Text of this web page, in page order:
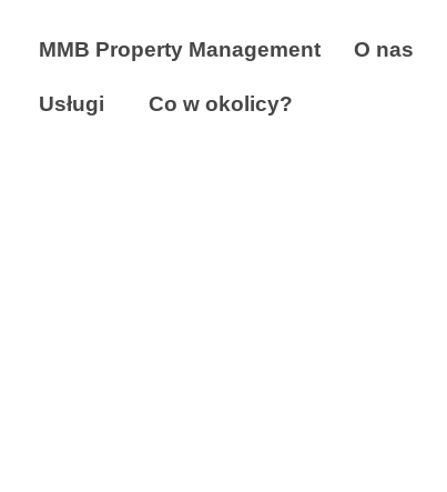
MMB Property Management O nas
Usługi Co w okolicy?